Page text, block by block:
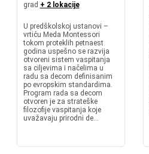
grad + 2 lokacije
U predškolskoj ustanovi –
vrtiću Meda Montessori
tokom proteklih petnaest
godina uspešno se razvija
otvoreni sistem vaspitanja
sa ciljevima i načelima u
radu sa decom definisanim
po evropskim standardima.
Program rada sa decom
otvoren je za strateške
filozofije vaspitanja koje
uvažavaju prirodni de...